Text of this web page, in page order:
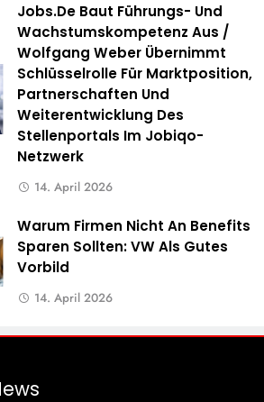
Jobs.de Baut Führungs- Und
Wachstumskompetenz Aus /
Wolfgang Weber Übernimmt
Schlüsselrolle Für Marktposition,
Partnerschaften Und
Weiterentwicklung Des
Stellenportals Im Jobiqo-
Netzwerk
14. April 2026
Warum Firmen Nicht An Benefits
Sparen Sollten: VW Als Gutes
Vorbild
14. April 2026